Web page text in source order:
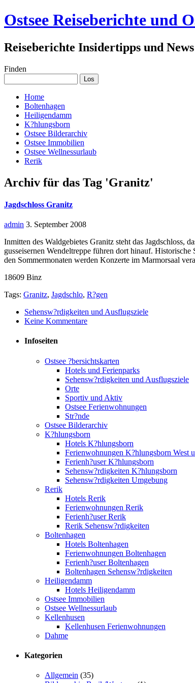
Ostsee Reiseberichte und
Reiseberichte Insidertipps und
Finden
Home
Boltenhagen
Heiligendamm
K?hlungsborn
Ostsee Bilderarchiv
Ostsee Immobilien
Ostsee Wellnessurlaub
Rerik
Archiv für das Tag 'Granitz'
Jagdschloss Granitz
admin 3. September 2008
Inmitten des Waldgebietes Granitz steht das Jagdschloss,
gusseisernen Wendeltreppe führen dort hinauf.
den Sommermonaten werden Konzerte im Marmorsaal
18609 Binz
Tags: Granitz, Jagdschlo, R?gen
Sehensw?rdigkeiten und Ausflugsziele
Keine Kommentare
Infoseiten
Ostsee ?bersichtskarten
Hotels und Ferienparks
Sehensw?rdigkeiten und Ausflugsziele
Orte
Sportiv und Aktiv
Ostsee Ferienwohnungen
Str?nde
Ostsee Bilderarchiv
K?hlungsborn
Hotels K?hlungsborn
Ferienwohnungen K?hlungsborn West
Ferienh?user K?hlungsborn
Sehensw?rdigkeiten K?hlungsborn
Sehensw?rdigkeiten Umgebung
Rerik
Hotels Rerik
Ferienwohnungen Rerik
Ferienh?user Rerik
Rerik Sehensw?rdigkeiten
Boltenhagen
Hotels Boltenhagen
Ferienwohnungen Boltenhagen
Ferienh?user Boltenhagen
Boltenhagen Sehensw?rdigkeiten
Heiligendamm
Hotels Heiligendamm
Ostsee Immobilien
Ostsee Wellnessurlaub
Kellenhusen
Kellenhusen Ferienwohnungen
Dahme
Kategorien
Allgemein (35)